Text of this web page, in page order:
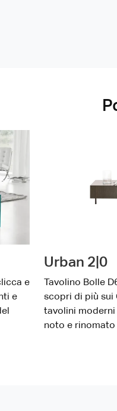
e
e
Urban 2|0
Tavolino Bolle
scopri di più sui
tavolini moderni
noto e rinomato